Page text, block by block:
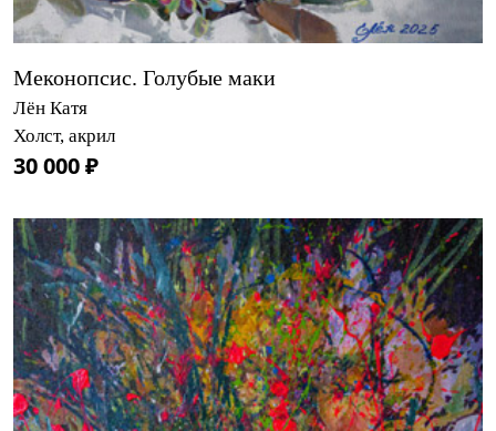
Меконопсис. Голубые маки
Лён Катя
Холст, акрил
30 000 ₽